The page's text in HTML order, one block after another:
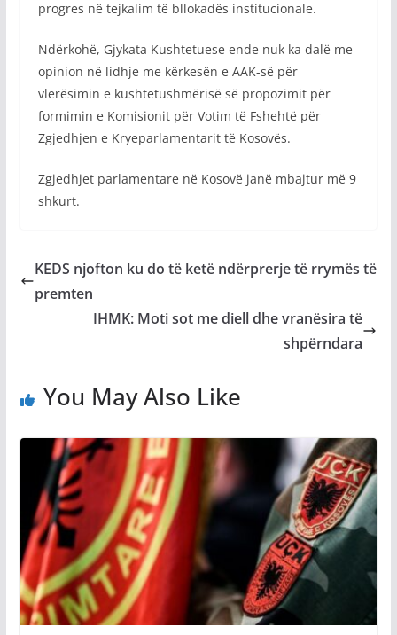
progres në tejkalim të bllokadës institucionale.
Ndërkohë, Gjykata Kushtetuese ende nuk ka dalë me
opinion në lidhje me kërkesën e AAK-së për
vlerësimin e kushtetushmërisë së propozimit për
formimin e Komisionit për Votim të Fshehtë për
Zgjedhjen e Kryeparlamentarit të Kosovës.
Zgjedhjet parlamentare në Kosovë janë mbajtur më 9
shkurt.
KEDS njofton ku do të ketë ndërprerje të rrymës të
premten
IHMK: Moti sot me diell dhe vranësira të
shpërndara
You May Also Like